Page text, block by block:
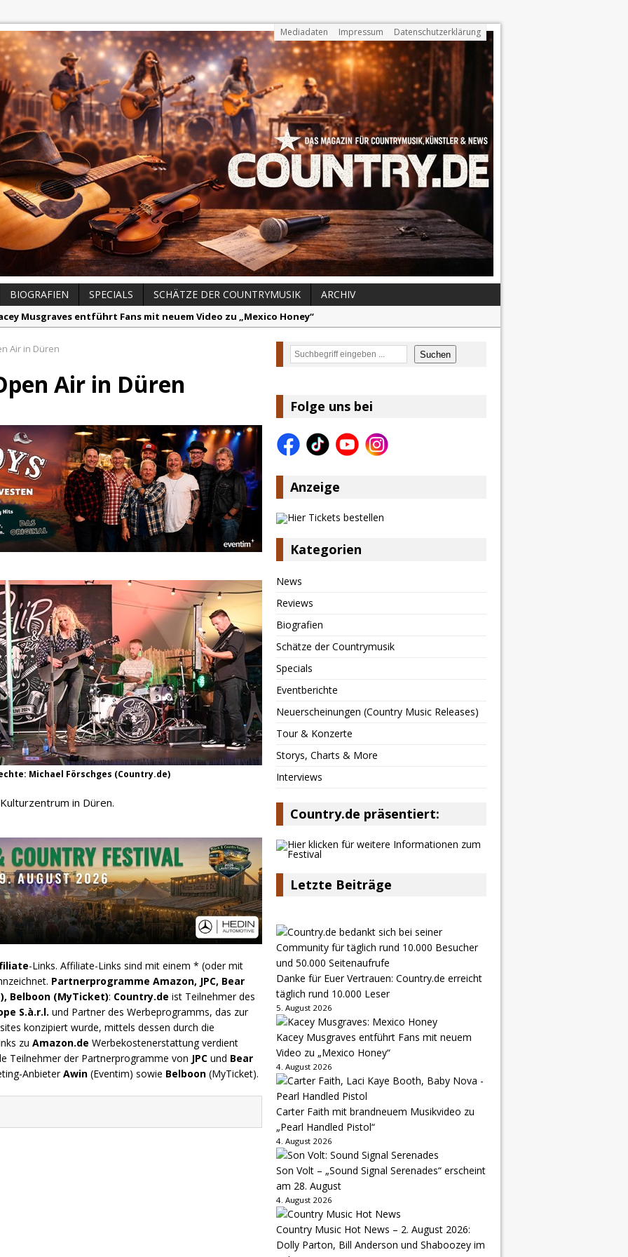
Mediadaten Impressum Datenschutzerklärung
BIOGRAFIEN SPECIALS SCHÄTZE DER COUNTRYMUSIK
ARCHIV
Musgraves entführt Fans mit neuem Video zu „Mexico Honey“
Music Hot News – 2. August 2026: Dolly Parton, Bill Anderson und Shaboozey im Fokus
Johnson & The Hollywood Hillbillies kündigen neues Album mit „Better Days Ahead“ an
für Euer Vertrauen: Country.de erreicht täglich rund 10.000 Leser
Air in Düren
Air in Düren
Michael Förschges (Country.de)
in Düren.
-Links. Affiliate-Links sind mit einem * (oder mit
Partnerprogramme Amazon, JPC, Bear
Belboon (MyTicket): Country.de ist Teilnehmer des
S.à.r.l. und Partner des Werbeprogramms, das zur
konzipiert wurde, mittels dessen durch die
zu Amazon.de Werbekostenerstattung verdient
Teilnehmer der Partnerprogramme von JPC und Bear
AnbieterAwin (Eventim) sowie Belboon (MyTicket).
Suchen Suchen
Folge uns bei
Anzeige
Kategorien
News
Reviews
Biografien
Schätze der Countrymusik
Specials
Eventberichte
Neuerscheinungen (Country Music Releases)
Tour & Konzerte
Storys, Charts & More
Interviews
Country.de präsentiert:
Letzte Beiträge
Danke für Euer Vertrauen: Country.de erreicht
täglich rund 10.000 Leser
5. August 2026
Kacey Musgraves entführt Fans mit neuem
Video zu „Mexico Honey“
4. August 2026
Carter Faith mit brandneuem Musikvideo zu
„Pearl Handled Pistol“
4. August 2026
Son Volt – „Sound Signal Serenades“ erscheint
am 28. August
4. August 2026
Country Music Hot News – 2. August 2026:
Dolly Parton, Bill Anderson und Shaboozey im